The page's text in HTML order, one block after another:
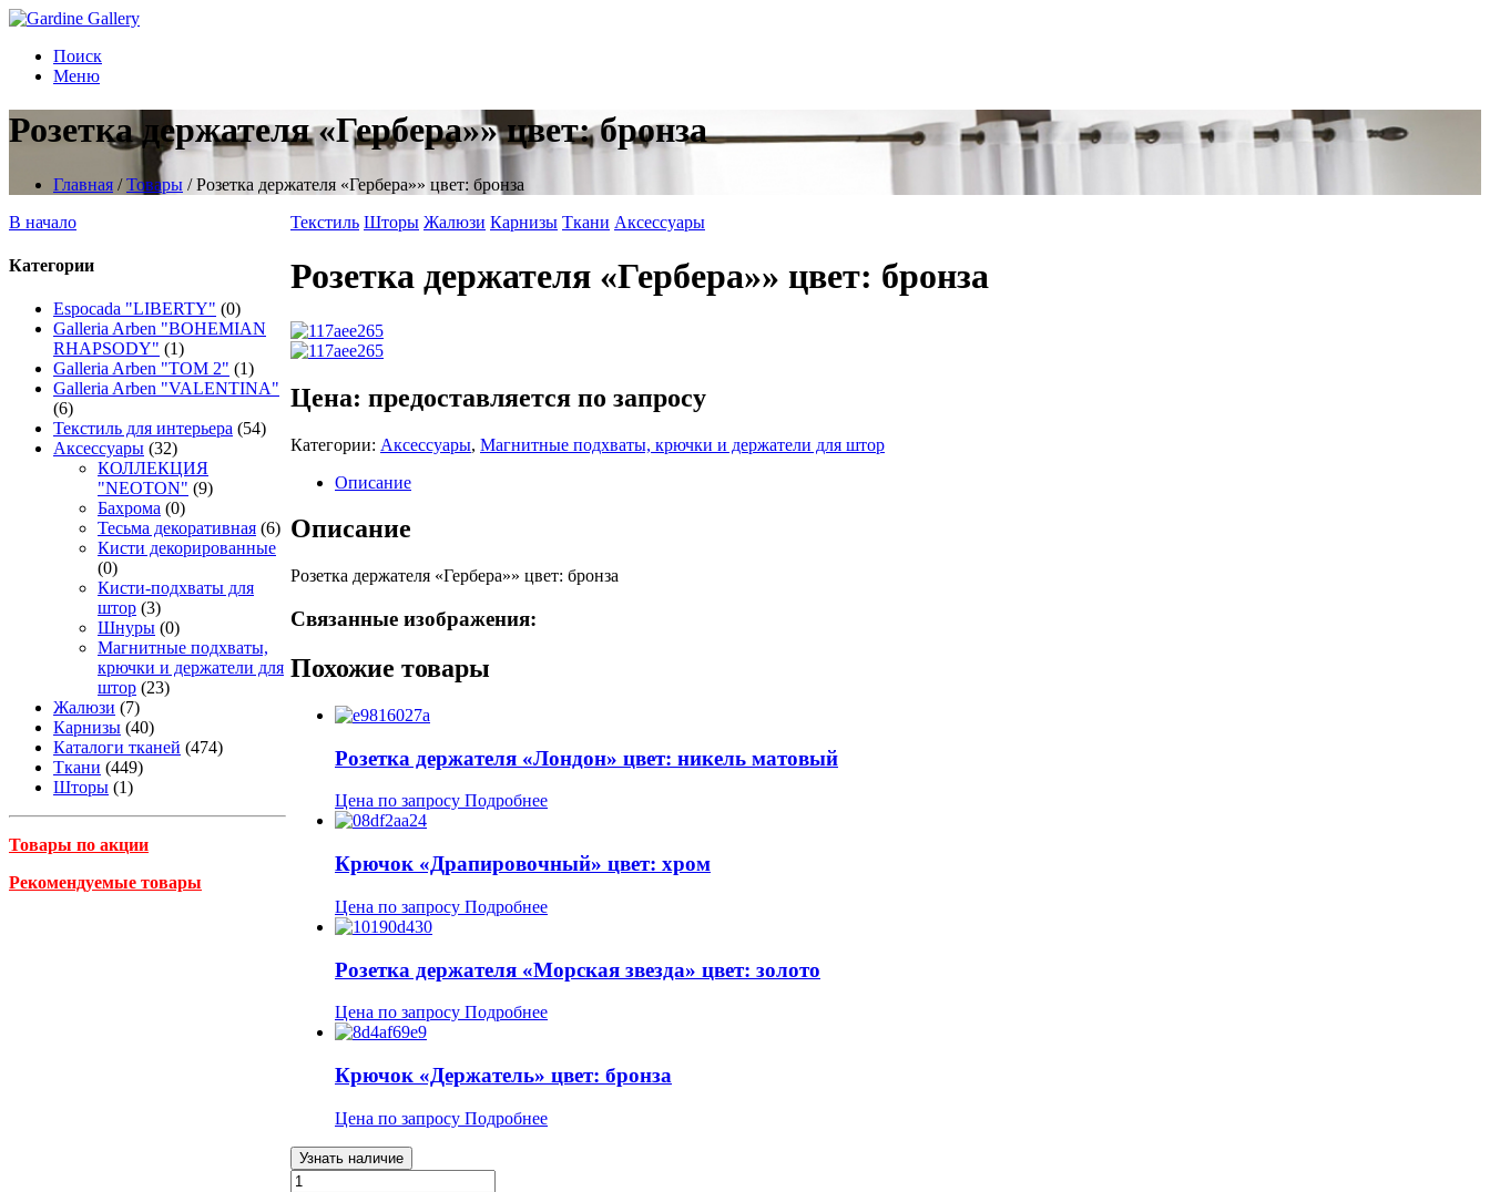
Поиск
Меню
Розетка держателя «Гербера»» цвет: бронза
Главная /Товары /Розетка держателя «Гербера»» цвет: бронза
В начало
Категории
Espocada "LIBERTY" (0)
Galleria Arben "BOHEMIAN
RHAPSODY" (1)
Galleria Arben "TOM 2" (1)
Galleria Arben "VALENTINA"
(6)
Текстиль для интерьера (54)
Аксессуары (32)
КОЛЛЕКЦИЯ
"NEOTON" (9)
Бахрома (0)
Тесьма декоративная (6)
Кисти декорированные
(0)
Кисти-подхваты для
штор (3)
Шнуры (0)
Магнитные подхваты,
крючки и держатели для
штор (23)
Жалюзи (7)
Карнизы (40)
Каталоги тканей (474)
Ткани (449)
Шторы (1)
Товары по акции
Рекомендуемые товары
Текстиль Шторы Жалюзи Карнизы Ткани Аксессуары
Розетка держателя «Гербера»» цвет: бронза
Цена: предоставляется по запросу
Категории: Аксессуары, Магнитные подхваты, крючки и держатели для штор
Описание
Описание
Розетка держателя «Гербера»» цвет: бронза
Связанные изображения:
Похожие товары
Розетка держателя «Лондон» цвет: никель матовый
Цена по запросу Подробнее
Крючок «Драпировочный» цвет: хром
Цена по запросу Подробнее
Розетка держателя «Морская звезда» цвет: золото
Цена по запросу Подробнее
Крючок «Держатель» цвет: бронза
Цена по запросу Подробнее
Узнать наличие